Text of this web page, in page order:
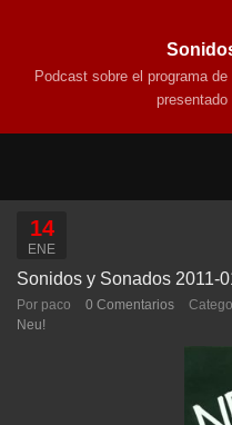
Podcast sobre el programa
14
ENE
Sonidos y Sonados 2011-
Por paco 0 Comentarios
Neu!